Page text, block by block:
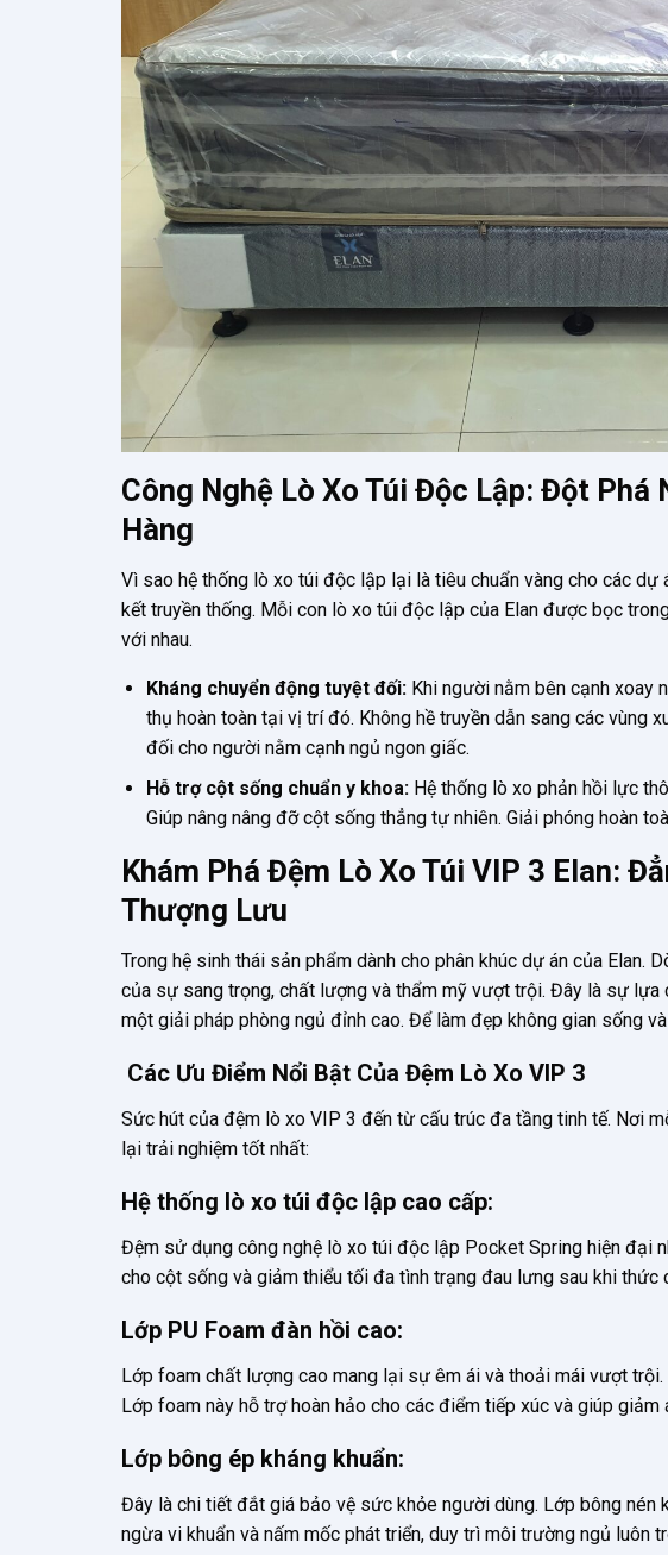
Công Nghệ Lò Xo Túi Độc Lập: Đột Phá
Hàng
Vì sao hệ thống lò xo túi độc lập lại là tiêu chuẩn vàng cho các
kết truyền thống. Mỗi con lò xo túi độc lập của Elan được bọc
với nhau.
Kháng chuyển động tuyệt đối:Khi người nằm bên cạnh xoay
thụ hoàn toàn tại vị trí đó. Không hề truyền dẫn sang các vùng
đối cho người nằm cạnh ngủ ngon giấc.
Hỗ trợ cột sống chuẩn y khoa:Hệ thống lò xo phản hồi lực
Giúp nâng nâng đỡ cột sống thẳng tự nhiên. Giải phóng hoàn
Khám Phá Đệm Lò Xo Túi VIP 3 Elan:
Thượng Lưu
Trong hệ sinh thái sản phẩm dành cho phân khúc dự án của Elan.
của sự sang trọng, chất lượng và thẩm mỹ vượt trội. Đây là sự lựa
một giải pháp phòng ngủ đỉnh cao. Để làm đẹp không gian sống
Các Ưu Điểm Nổi Bật Của Đệm Lò Xo VIP 3
Sức hút của đệm lò xo VIP 3 đến từ cấu trúc đa tầng tinh tế. Nơi
lại trải nghiệm tốt nhất:
Hệ thống lò xo túi độc lập cao cấp:
Đệm sử dụng công nghệ lò xo túi độc lập Pocket Spring hiện đại
cho cột sống và giảm thiểu tối đa tình trạng đau lưng sau khi thức
Lớp PU Foam đàn hồi cao:
Lớp foam chất lượng cao mang lại sự êm ái và thoải mái vượt
Lớp foam này hỗ trợ hoàn hảo cho các điểm tiếp xúc và giúp giảm
Lớp bông ép kháng khuẩn:
Đây là chi tiết đắt giá bảo vệ sức khỏe người dùng. Lớp bông nén
ngừa vi khuẩn và nấm mốc phát triển, duy trì môi trường ngủ luôn